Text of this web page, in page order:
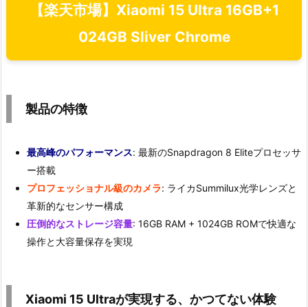
【楽天市場】Xiaomi 15 Ultra 16GB+1
024GB Sliver Chrome
製品の特徴
最高峰のパフォーマンス: 最新のSnapdragon 8 Eliteプロセッサ
ー搭載
プロフェッショナル級のカメラ: ライカSummilux光学レンズと
革新的なセンサー構成
圧倒的なストレージ容量: 16GB RAM + 1024GB ROMで快適な
操作と大容量保存を実現
Xiaomi 15 Ultraが実現する、かつてない体験